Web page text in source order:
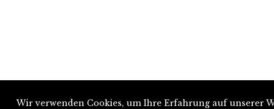
Wir verwenden Cookies, um Ihre Erfahrung auf unserer